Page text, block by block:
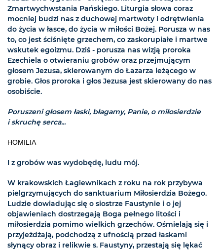
Zmartwychwstania Pańskiego. Liturgia słowa coraz
mocniej budzi nas z duchowej martwoty i odrętwienia
do życia w łasce, do życia w miłości Bożej. Porusza w nas
to, co jest ściśnięte grzechem, co zaskorupiałe i martwe
wskutek egoizmu. Dziś - porusza nas wizją proroka
Ezechiela o otwieraniu grobów oraz przejmującym
głosem Jezusa, skierowanym do Łazarza leżącego w
grobie. Głos proroka i głos Jezusa jest skierowany do nas
osobiście.
Poruszeni głosem łaski, błagamy, Panie, o miłosierdzie
i skruchę serca...
HOMILIA
I z grobów was wydobędę, ludu mój.
W krakowskich Łagiewnikach z roku na rok przybywa
pielgrzymujących do sanktuarium Miłosierdzia Bożego.
Ludzie dowiadując się o siostrze Faustynie i o jej
objawieniach dostrzegają Boga pełnego litości i
miłosierdzia pomimo wielkich grzechów. Ośmielają się i
przyjeżdżają, podchodzą z ufnością przed łaskami
słynący obraz i relikwie s. Faustyny, przestają się lękać